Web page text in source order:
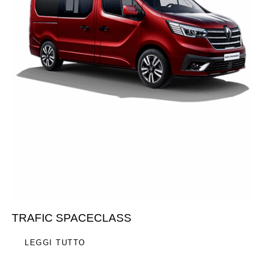
TRAFIC SPACECLASS
LEGGI TUTTO